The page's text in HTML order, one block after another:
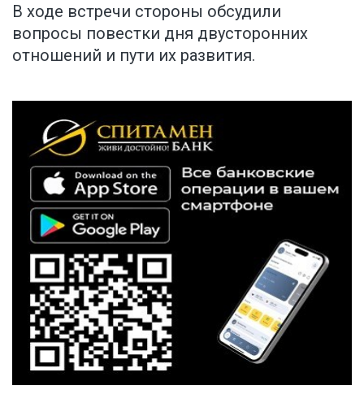
В ходе встречи стороны обсудили
вопросы повестки дня двусторонних
отношений и пути их развития.